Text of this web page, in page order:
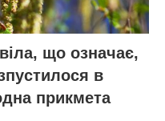
що означає,
в
прикмета